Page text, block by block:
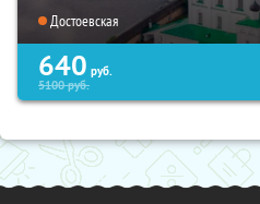
Достоевская
640 руб.
5100руб.